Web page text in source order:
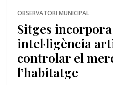
OBSERVATORI MUNICIPAL
Sitges
intel·ligència
controlar el
l’habitatge